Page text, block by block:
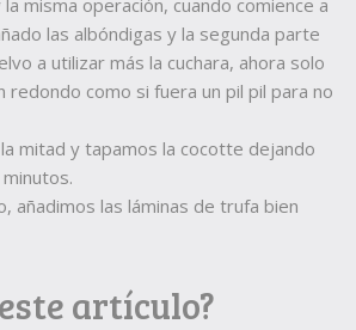
misma operación, cuando comience a
las albóndigas y la segunda parte
a utilizar más la cuchara, ahora solo
redondo como si fuera un pil pil para no
mitad y tapamos la cocotte dejando
añadimos las láminas de trufa bien
artículo?